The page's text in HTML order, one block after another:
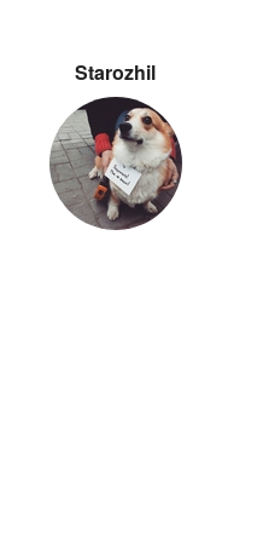
Starozhil